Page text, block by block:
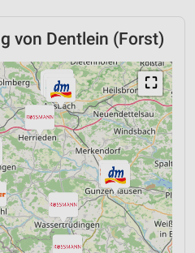
von Dentlein (Forst)
⛶